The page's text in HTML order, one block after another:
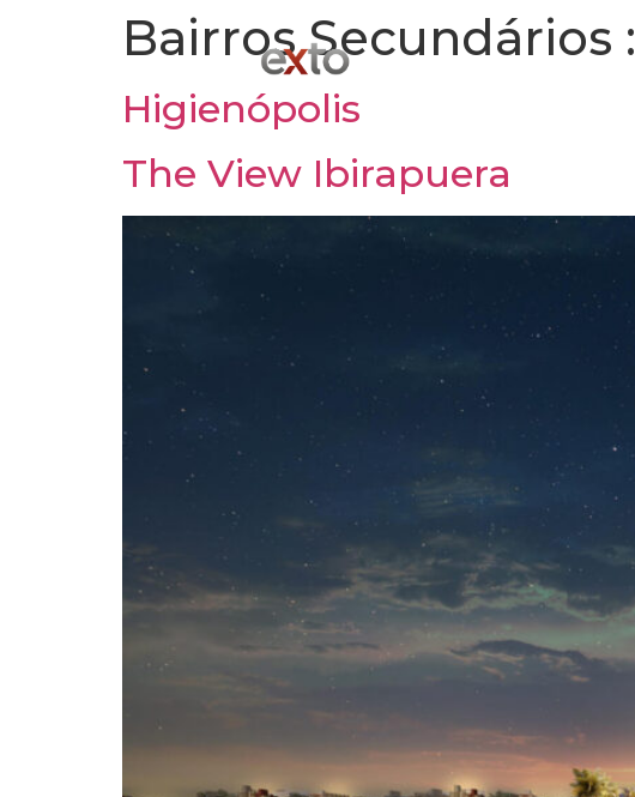
Bairros Secundários :
Higienópolis
The View Ibirapuera